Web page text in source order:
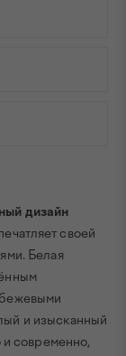
дизайн
своей
Белая
и изысканный
и современно,